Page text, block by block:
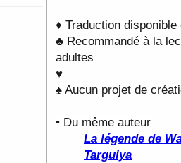
♦ Traduction
♣ Recommandé à la
adultes
♥
♠ Aucun projet de
• Du même auteur
La légende de
Targuiya